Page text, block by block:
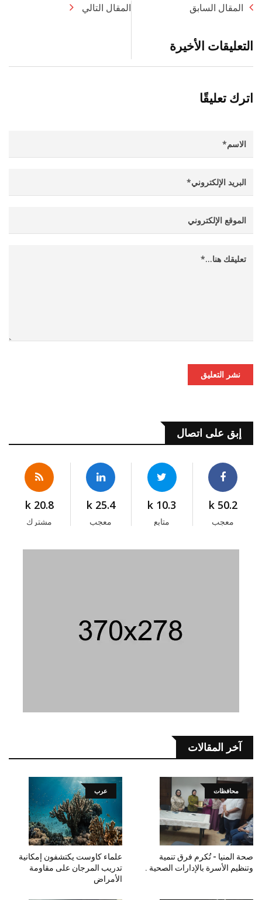
المقال السابق المقال التالي
التعليقات الأخيرة
اترك تعليقًا
نشر التعليق
إبق على اتصال
50.2 k
معجب
10.3 k
متابع
25.4 k
معجب
20.8 k
مشترك
آخر المقالات
محافظات
صحة المنيا - تُكرم فرق تنمية
وتنظيم الأسرة بالإدارات الصحية .
عرب
علماء كاوست يكتشفون إمكانية
تدريب المرجان على مقاومة
الأمراض